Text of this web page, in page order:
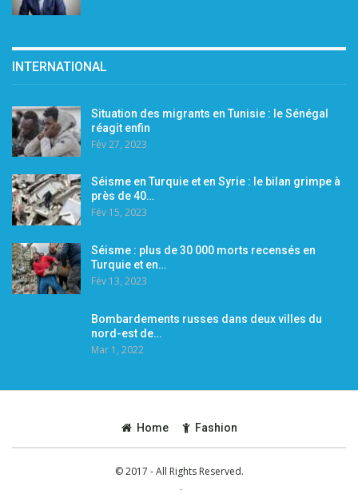
INTERNATIONAL
Situation des migrants en Tunisie : le Sénégal
réagit enfin
Fév 27, 2023
Séisme en Turquie et en Syrie : le bilan grimpe à
près de 40…
Fév 15, 2023
Séisme : plus de 30 000 morts recensés en
Turquie et en…
Fév 13, 2023
Bombardements russes dans deux villes du
nord-est de…
Mar 1, 2022
Home Fashion
© 2017 - All Rights Reserved.